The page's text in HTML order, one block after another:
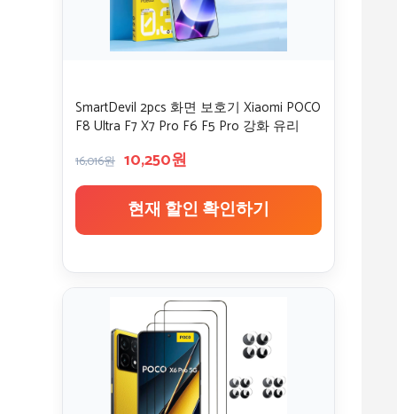
SmartDevil 2pcs 화면 보호기 Xiaomi POCO
F8 Ultra F7 X7 Pro F6 F5 Pro 강화 유리
16,016원 10,250원
현재 할인 확인하기